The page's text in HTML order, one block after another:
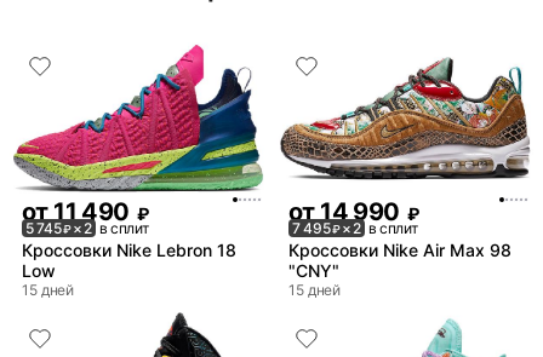
от11 490 ₽
5 745₽× 2 в сплит
Кроссовки Nike Lebron 18
Low
15 дней
от14 990 ₽
7 495₽× 2 в сплит
Кроссовки Nike Air Max 98
"CNY"
15 дней